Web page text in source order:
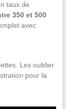
taux de
350 et 500
avec
Les oublier
pour la